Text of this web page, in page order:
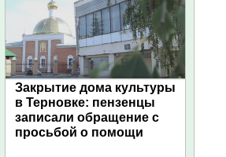
Закрытие дома культуры
в Терновке: пензенцы
записали обращение с
просьбой о помощи